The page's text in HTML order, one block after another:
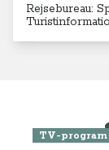
Rejsebureau:
TV-program